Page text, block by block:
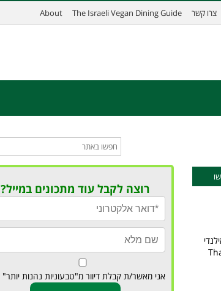
צרו קשר The Israeli Vegan Dining Guide
About
רוצה לקבל עוד מתכונים במייל?
אני מאשר/ת קבלת דיוור מ"טבעוניות נהנות יותר"